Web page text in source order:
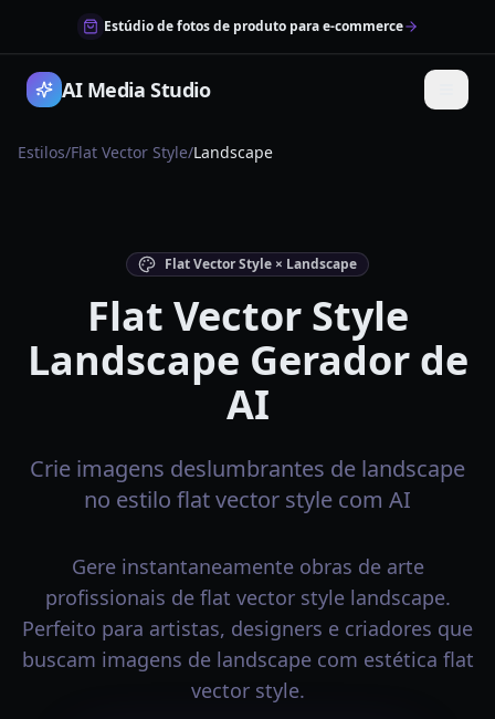
Estúdio de fotos de produto para e-commerce
AI Media Studio
Estilos/Flat Vector Style/Landscape
Flat Vector Style × Landscape
Flat Vector Style
Landscape Gerador de
AI
Crie imagens deslumbrantes de landscape
no estilo flat vector style com AI
Gere instantaneamente obras de arte
profissionais de flat vector style landscape.
Perfeito para artistas, designers e criadores que
buscam imagens de landscape com estética flat
vector style.